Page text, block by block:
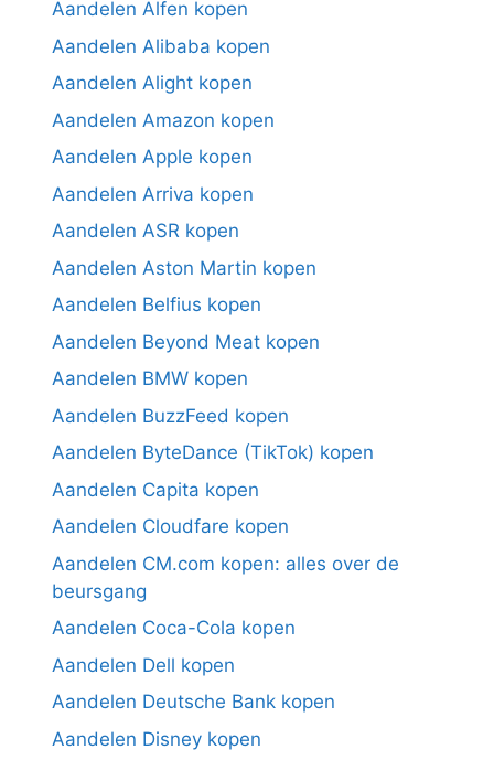
Aandelen Alfen kopen
Aandelen Alibaba kopen
Aandelen Alight kopen
Aandelen Amazon kopen
Aandelen Apple kopen
Aandelen Arriva kopen
Aandelen ASR kopen
Aandelen Aston Martin kopen
Aandelen Belfius kopen
Aandelen Beyond Meat kopen
Aandelen BMW kopen
Aandelen BuzzFeed kopen
Aandelen ByteDance (TikTok) kopen
Aandelen Capita kopen
Aandelen Cloudfare kopen
Aandelen CM.com kopen: alles over de
beursgang
Aandelen Coca-Cola kopen
Aandelen Dell kopen
Aandelen Deutsche Bank kopen
Aandelen Disney kopen